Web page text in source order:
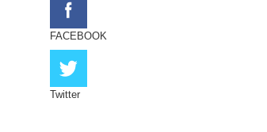
FACEBOOK
Twitter